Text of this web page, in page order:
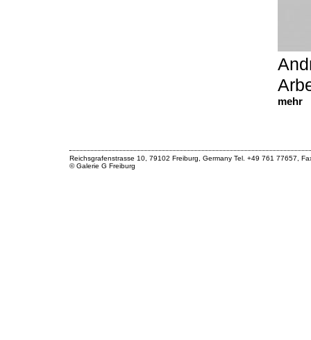
mehr
Reichsgrafenstrasse 10, 79102 Freiburg, Germany Tel. +49 761 77657,
© Galerie G Freiburg